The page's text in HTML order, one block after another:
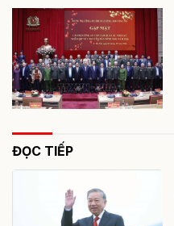
ĐỌC TIẾP